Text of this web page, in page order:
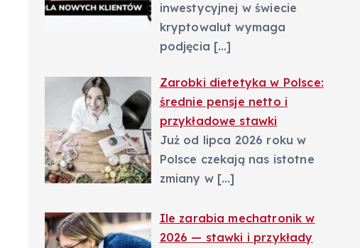
inwestycyjnej w świecie
kryptowalut wymaga
podjęcia […]
Zarobki dietetyka w Polsce:
średnie pensje netto i
przykładowe stawki
Już od lipca 2026 roku w
Polsce czekają nas istotne
zmiany w […]
Ile zarabia mechatronik w
2026 — stawki i przykłady